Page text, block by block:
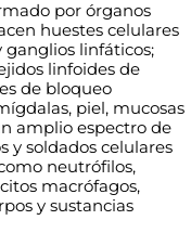
por órganos
huestes celulares
ganglios linfáticos;
linfoides de
de bloqueo
piel, mucosas
amplio espectro de
y soldados celulares
neutrófilos,
macrófagos,
y sustancias